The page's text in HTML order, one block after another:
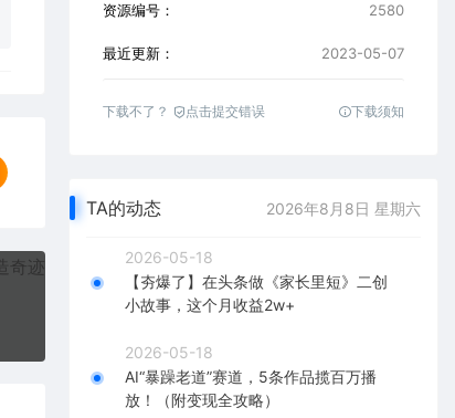
资源编号： 2580
最近更新： 2023-05-07
下载不了？ 点击提交错误 下载须知
TA的动态 2026年8月8日 星期六
2026-05-18
【夯爆了】在头条做《家长里短》二创
小故事，这个月收益2w+
2026-05-18
AI“暴躁老道”赛道，5条作品揽百万播
放！（附变现全攻略）